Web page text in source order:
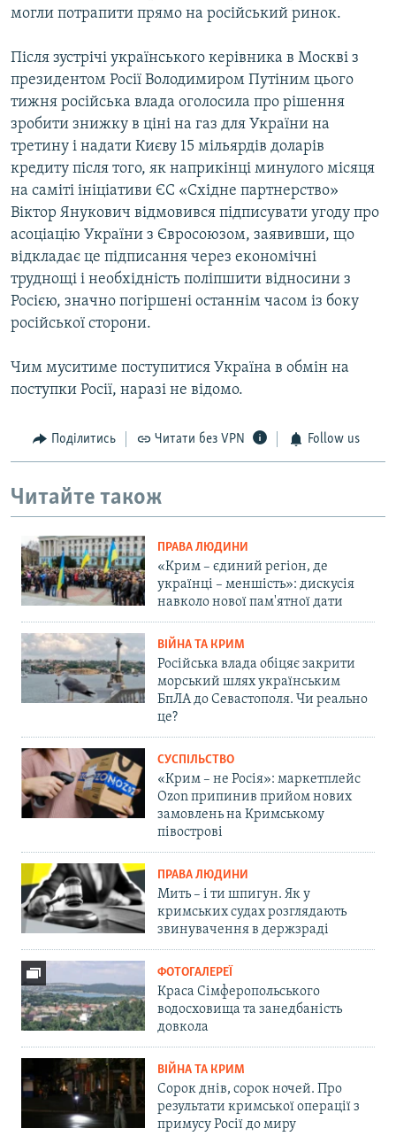
могли потрапити прямо на російський ринок.
Після зустрічі українського керівника в Москві з
президентом Росії Володимиром Путіним цього
тижня російська влада оголосила про рішення
зробити знижку в ціні на газ для України на
третину і надати Києву 15 мільярдів доларів
кредиту після того, як наприкінці минулого місяця
на саміті ініціативи ЄС «Східне партнерство»
Віктор Янукович відмовився підписувати угоду про
асоціацію України з Євросоюзом, заявивши, що
відкладає це підписання через економічні
труднощі і необхідність поліпшити відносини з
Росією, значно погіршені останнім часом із боку
російської сторони.
Чим муситиме поступитися Україна в обмін на
поступки Росії, наразі не відомо.
Поділитись Читати без VPN Follow us
Читайте також
ПРАВА ЛЮДИНИ
«Крим – єдиний регіон, де
українці – меншість»: дискусія
навколо нової пам'ятної дати
ВІЙНА ТА КРИМ
Російська влада обіцяє закрити
морський шлях українським
БпЛА до Севастополя. Чи реально
це?
СУСПІЛЬСТВО
«Крим – не Росія»: маркетплейс
Ozon припинив прийом нових
замовлень на Кримському
півострові
ПРАВА ЛЮДИНИ
Мить – і ти шпигун. Як у
кримських судах розглядають
звинувачення в держзраді
ФОТОГАЛЕРЕЇ
Краса Сімферопольського
водосховища та занедбаність
довкола
ВІЙНА ТА КРИМ
Сорок днів, сорок ночей. Про
результати кримської операції з
примусу Росії до миру